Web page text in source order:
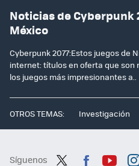
Noticias de Cyberpunk
México
Cyberpunk 2077:Estos juegos de
internet: títulos en oferta que son
los juegos más impresionantes a..
OTROS TEMAS: Investigación
Síguenos